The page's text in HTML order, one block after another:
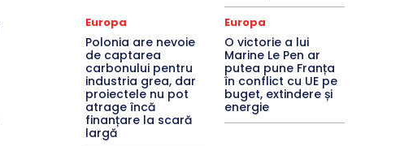
Europa
Polonia are nevoie
de captarea
carbonului pentru
industria grea, dar
proiectele nu pot
atrage încă
finanțare la scară
largă
Europa
O victorie a lui
Marine Le Pen ar
putea pune Franța
în conflict cu UE pe
buget, extindere și
energie